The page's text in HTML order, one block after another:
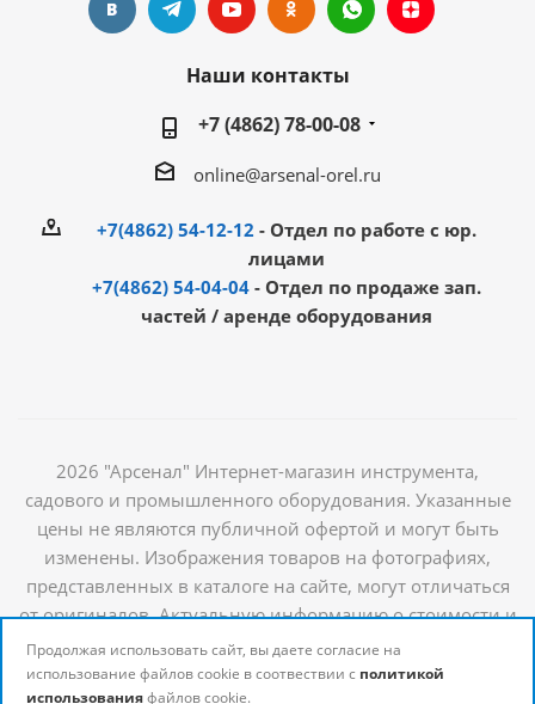
Наши контакты
+7 (4862) 78-00-08
online@arsenal-orel.ru
+7(4862) 54-12-12 - Отдел по работе с юр.
лицами
+7(4862) 54-04-04 - Отдел по продаже зап.
частей / аренде оборудования
2026 "Арсенал" Интернет-магазин инструмента,
садового и промышленного оборудования. Указанные
цены не являются публичной офертой и могут быть
изменены. Изображения товаров на фотографиях,
представленных в каталоге на сайте, могут отличаться
от оригиналов. Актуальную информацию о стоимости и
наличии товаров можно получить у наших
менеджеров
Продолжая использовать сайт, вы даете согласие на
использование файлов cookie в соотвествии с политикой
использованияфайлов cookie.